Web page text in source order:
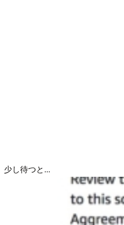
少し待つと...